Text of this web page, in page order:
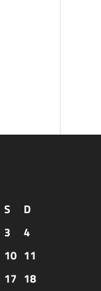
S
D
3
4
10 11
17 18